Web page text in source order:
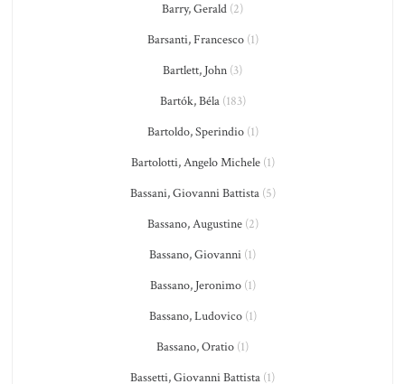
Barry, Gerald (2)
Barsanti, Francesco(1)
Bartlett, John (3)
Bartók, Béla(183)
Bartoldo, Sperindio(1)
Bartolotti, Angelo Michele(1)
Bassani, Giovanni Battista(5)
Bassano, Augustine(2)
Bassano, Giovanni (1)
Bassano, Jeronimo(1)
Bassano, Ludovico(1)
Bassano, Oratio (1)
Bassetti, Giovanni Battista (1)